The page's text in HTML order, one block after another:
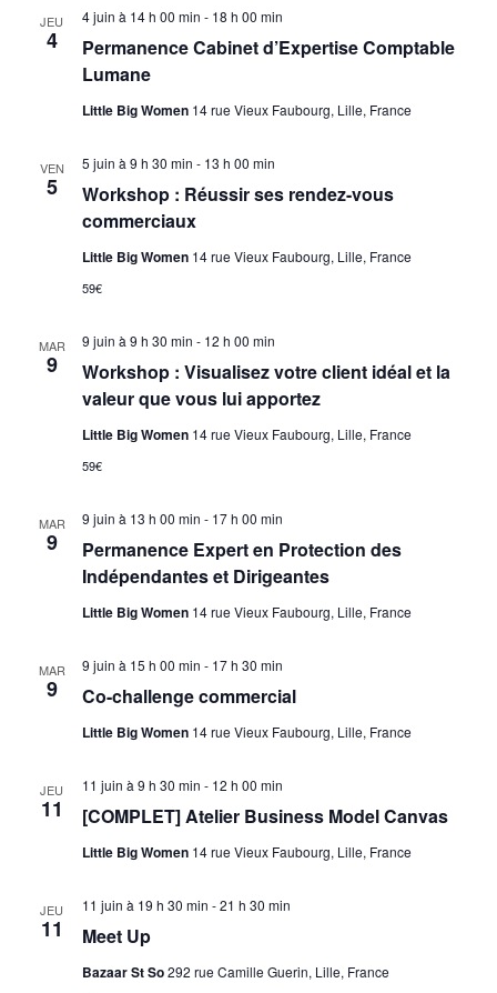
JEU
4
Permanence Cabinet d’Expertise Comptable
Lumane
4 juin à 14 h 00 min - 18 h 00 min
Little Big Women 14 rue Vieux Faubourg, Lille, France
VEN
5
Workshop : Réussir ses rendez-vous
commerciaux
5 juin à 9 h 30 min - 13 h 00 min
Little Big Women 14 rue Vieux Faubourg, Lille, France
59€
MAR
9
Workshop : Visualisez votre client idéal et la
valeur que vous lui apportez
9 juin à 9 h 30 min - 12 h 00 min
Little Big Women 14 rue Vieux Faubourg, Lille, France
59€
MAR
9
Permanence Expert en Protection des
Indépendantes et Dirigeantes
9 juin à 13 h 00 min - 17 h 00 min
Little Big Women 14 rue Vieux Faubourg, Lille, France
MAR
9 Co-challenge commercial
9 juin à 15 h 00 min - 17 h 30 min
Little Big Women 14 rue Vieux Faubourg, Lille, France
JEU
11 [COMPLET] Atelier Business Model Canvas
11 juin à 9 h 30 min - 12 h 00 min
Little Big Women 14 rue Vieux Faubourg, Lille, France
JEU
11 Meet Up
11 juin à 19 h 30 min -21 h 30 min
Bazaar St So292 rue Camille Guerin, Lille, France